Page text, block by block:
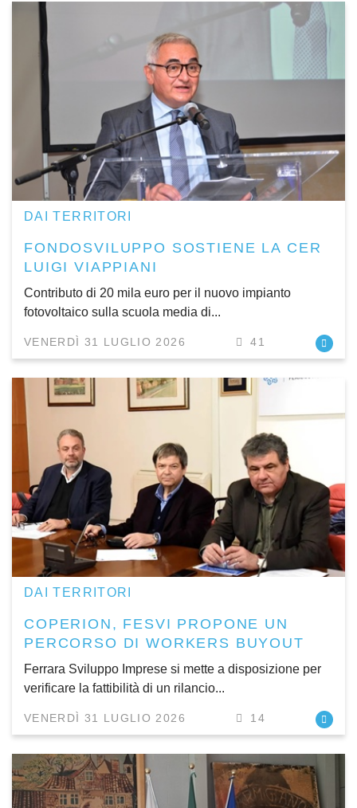
DAI TERRITORI
FONDOSVILUPPO SOSTIENE LA CER
LUIGI VIAPPIANI
Contributo di 20 mila euro per il nuovo impianto
fotovoltaico sulla scuola media di...
VENERDÌ 31 LUGLIO 2026 41
DAI TERRITORI
COPERION, FESVI PROPONE UN
PERCORSO DI WORKERS BUYOUT
Ferrara Sviluppo Imprese si mette a disposizione per
verificare la fattibilità di un rilancio...
VENERDÌ 31 LUGLIO 2026 14